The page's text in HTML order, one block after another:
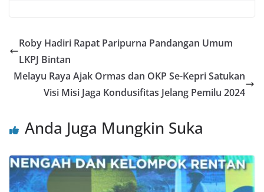
Roby Hadiri Rapat Paripurna Pandangan Umum
LKPJ Bintan
Melayu Raya Ajak Ormas dan OKP Se-Kepri Satukan
Visi Misi Jaga Kondusifitas Jelang Pemilu 2024
Anda Juga Mungkin Suka